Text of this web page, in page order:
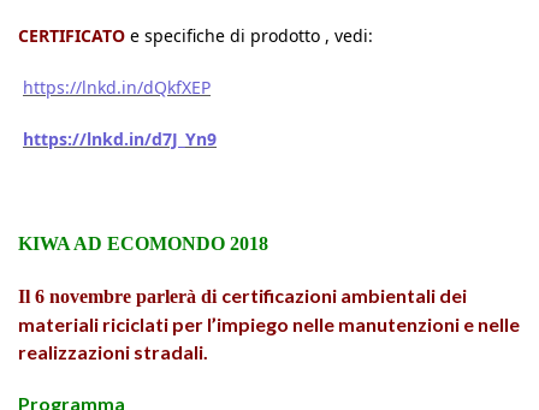
CERTIFICATO e specifiche di prodotto , vedi:
https://lnkd.in/dQkfXEP
https://lnkd.in/d7J_Yn9
KIWA AD ECOMONDO 2018
Il 6 novembre parlerà di certificazioni ambientali dei
materiali riciclati per l’impiego nelle manutenzioni e nelle
realizzazioni stradali.
Programma